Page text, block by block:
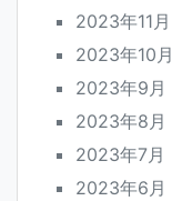
2023年11月
2023年10月
2023年9月
2023年8月
2023年7月
2023年6月